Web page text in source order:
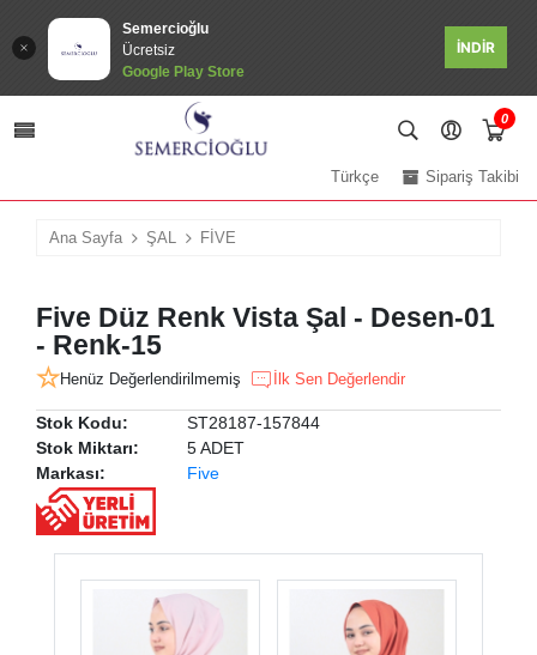
Semercioğlu
Ücretsiz
Google Play Store
İNDİR
0
Sipariş Takibi
Türkçe
Ana Sayfa ŞAL FİVE
Five Düz Renk Vista Şal - Desen-01
- Renk-15
Henüz Değerlendirilmemiş İlk Sen Değerlendir
Stok Kodu:
ST28187-157844
Stok Miktarı:
5 ADET
Markası:
Five